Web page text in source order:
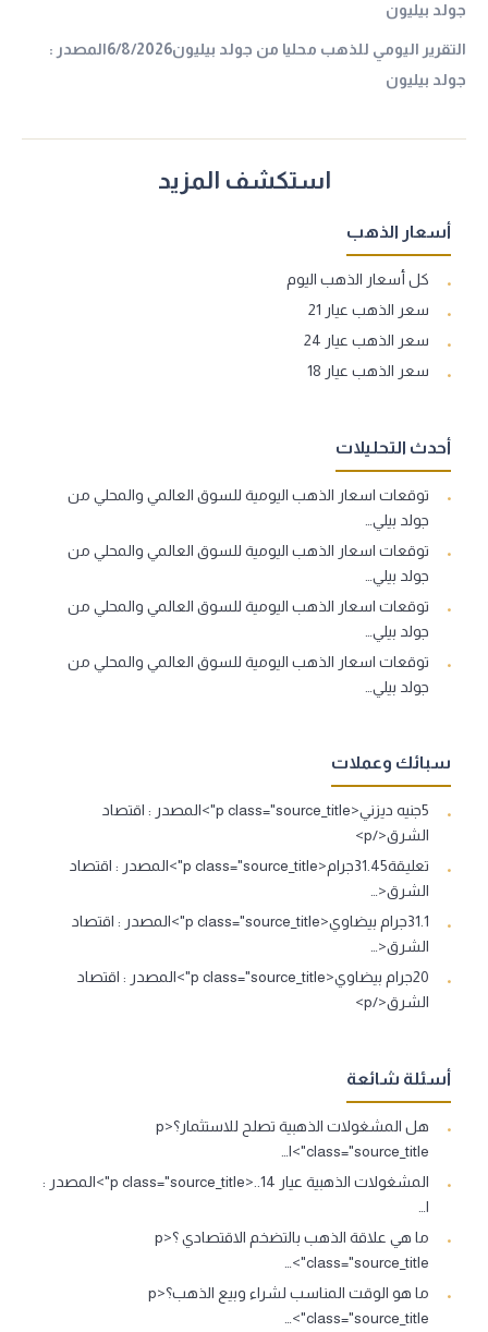
جولد بيليون
التقرير اليومي للذهب محليا من جولد بيليون6/8/2026المصدر :
جولد بيليون
استكشف المزيد
أسعار الذهب
كل أسعار الذهب اليوم
سعر الذهب عيار 21
سعر الذهب عيار 24
سعر الذهب عيار 18
أحدث التحليلات
توقعات اسعار الذهب اليومية للسوق العالمي والمحلي من
جولد بيلي…
توقعات اسعار الذهب اليومية للسوق العالمي والمحلي من
جولد بيلي…
توقعات اسعار الذهب اليومية للسوق العالمي والمحلي من
جولد بيلي…
توقعات اسعار الذهب اليومية للسوق العالمي والمحلي من
جولد بيلي…
سبائك وعملات
5جنيه ديزني<p class="source_title">المصدر : اقتصاد
الشرق</p>
تعليقة31.45جرام<p class="source_title">المصدر : اقتصاد
الشرق<…
31.1جرام بيضاوي<p class="source_title">المصدر : اقتصاد
الشرق<…
20جرام بيضاوي<p class="source_title">المصدر : اقتصاد
الشرق</p>
أسئلة شائعة
هل المشغولات الذهبية تصلح للاستثمار؟<p
class="source_title">ا…
المشغولات الذهبية عيار 14..<p class="source_title">المصدر :
ا…
ما هي علاقة الذهب بالتضخم الاقتصادي ؟<p
class="source_title">…
ما هو الوقت المناسب لشراء وبيع الذهب؟<p
class="source_title">…